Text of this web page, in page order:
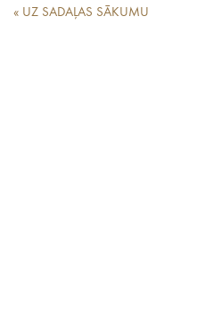
« UZ SADAĻAS SĀKUMU